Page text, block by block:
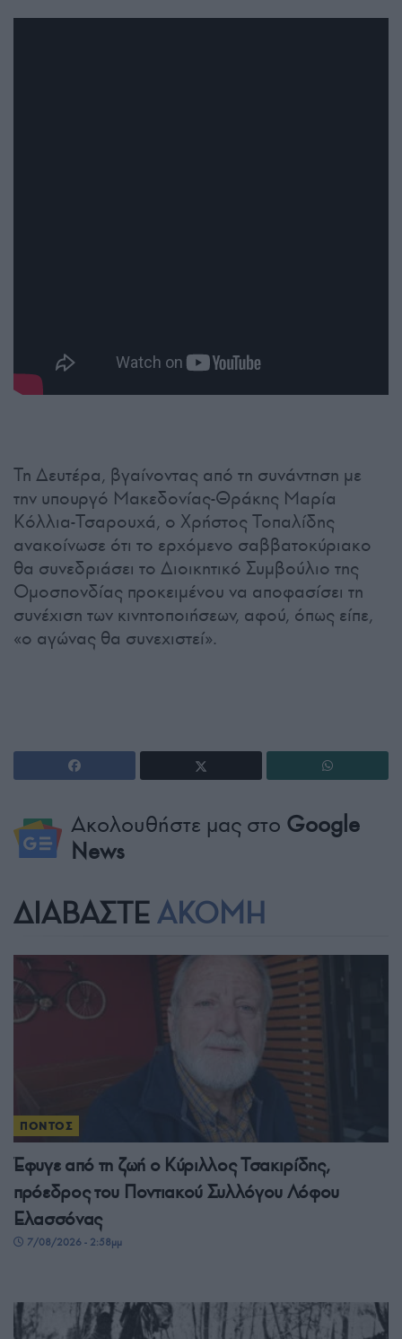
Τη Δευτέρα, βγαίνοντας από τη συνάντηση με
την υπουργό Μακεδονίας-Θράκης Μαρία
Κόλλια-Τσαρουχά, ο Χρήστος Τοπαλίδης
ανακοίνωσε ότι το ερχόμενο σαββατοκύριακο
θα συνεδριάσει το Διοικητικό Συμβούλιο της
Ομοσπονδίας προκειμένου να αποφασίσει τη
συνέχιση των κινητοποιήσεων, αφού, όπως είπε,
«ο αγώνας θα συνεχιστεί».
Ακολουθήστε μας στο Google
News
ΔΙΑΒΑΣΤΕ ΑΚΟΜΗ
ΠΟΝΤΟΣ
Έφυγε από τη ζωή ο Κύριλλος Τσακιρίδης,
πρόεδρος του Ποντιακού Συλλόγου Λόφου
Ελασσόνας
7/08/2026 - 2:58μμ